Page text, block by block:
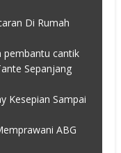
Di Rumah
pembantu cantik
Sepanjang
Kesepian Sampai
ABG